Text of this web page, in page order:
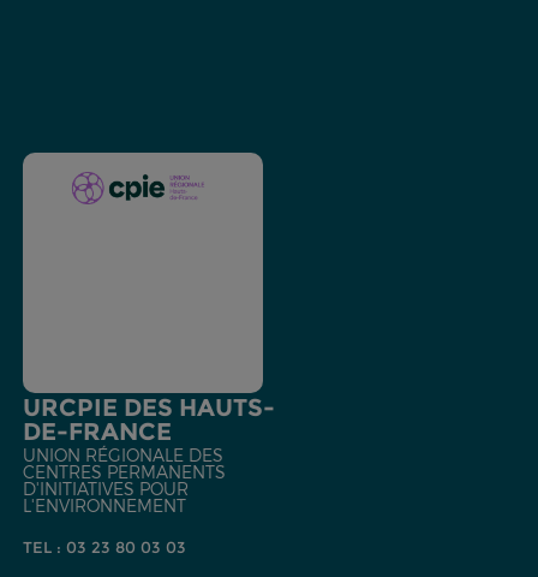
URCPIE DES HAUTS-
DE-FRANCE
UNION RÉGIONALE DES
CENTRES PERMANENTS
D'INITIATIVES POUR
L'ENVIRONNEMENT
TEL : 03 23 80 03 03